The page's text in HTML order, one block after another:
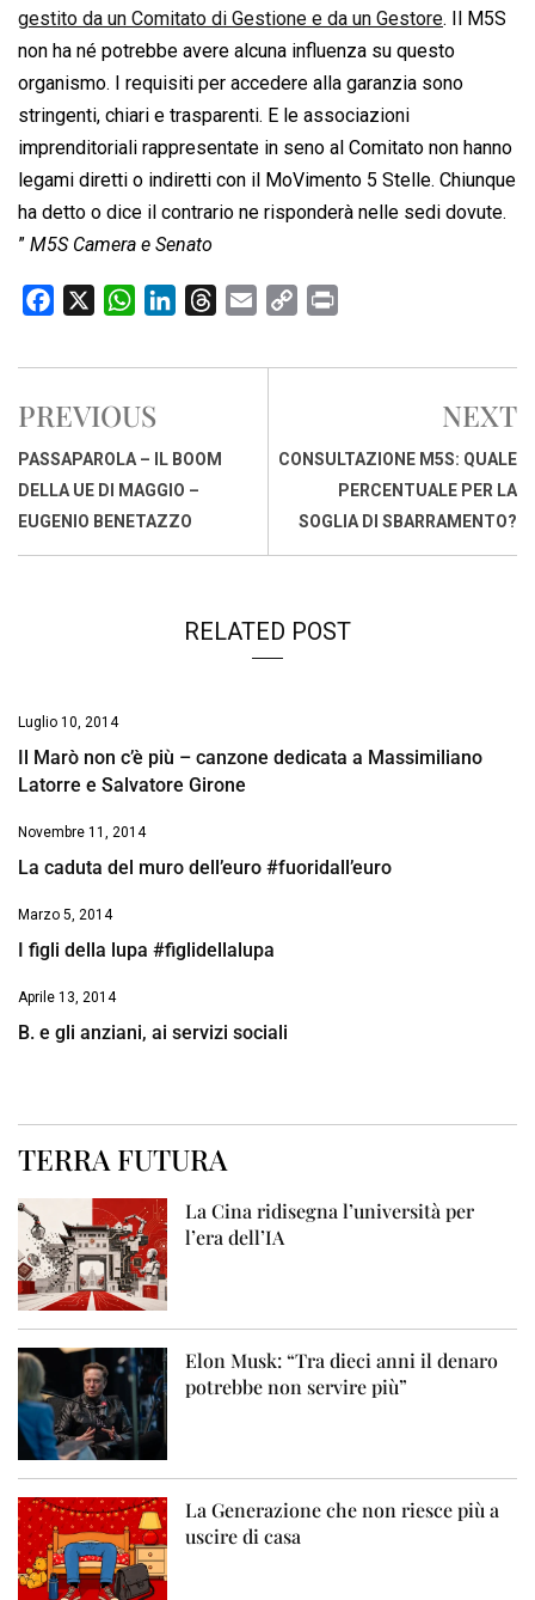
gestito da un Comitato di Gestione e da un Gestore. Il M5S
non ha né potrebbe avere alcuna influenza su questo
organismo. I requisiti per accedere alla garanzia sono
stringenti, chiari e trasparenti. E le associazioni
imprenditoriali rappresentate in seno al Comitato non hanno
legami diretti o indiretti con il MoVimento 5 Stelle. Chiunque
ha detto o dice il contrario ne risponderà nelle sedi dovute.
” M5S Camera e Senato
c
b
o
o
k
W
a
s
A
p
p
n
d
I
n
r
d
a
p
i
k
i
PREVIOUS
PASSAPAROLA – IL BOOM
DELLA UE DI MAGGIO –
EUGENIO BENETAZZO
NEXT
CONSULTAZIONE M5S: QUALE
PERCENTUALE PER LA
SOGLIA DI SBARRAMENTO?
RELATED POST
Luglio 10, 2014
Il Marò non c’è più – canzone dedicata a Massimiliano
Latorre e Salvatore Girone
Novembre 11, 2014
La caduta del muro dell’euro #fuoridall’euro
Marzo 5, 2014
I figli della lupa #figlidellalupa
Aprile 13, 2014
B. e gli anziani, ai servizi sociali
TERRA FUTURA
La Cina ridisegna l’università per
l’era dell’IA
Elon Musk: “Tra dieci anni il denaro
potrebbe non servire più”
La Generazione che non riesce più a
uscire di casa